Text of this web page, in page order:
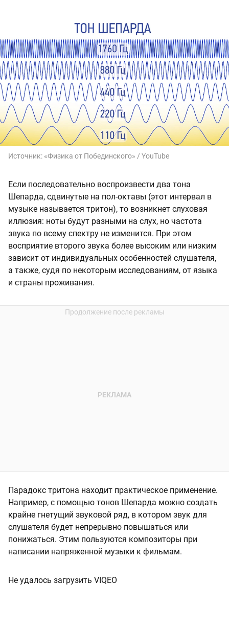
Источник: «Физика от Побединского» / YouTube
Если последовательно воспроизвести два тона
Шепарда, сдвинутые на пол-октавы (этот интервал в
музыке называется тритон), то возникнет слуховая
иллюзия: ноты будут разными на слух, но частота
звука по всему спектру не изменится. При этом
восприятие второго звука более высоким или низким
зависит от индивидуальных особенностей слушателя,
а также, судя по некоторым исследованиям, от языка
и страны проживания.
Парадокс тритона находит практическое применение.
Например, с помощью тонов Шепарда можно создать
крайне гнетущий звуковой ряд, в котором звук для
слушателя будет непрерывно повышаться или
понижаться. Этим пользуются композиторы при
написании напряженной музыки к фильмам.
Не удалось загрузить VIQEO